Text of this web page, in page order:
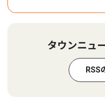
タウンニュ
RSS